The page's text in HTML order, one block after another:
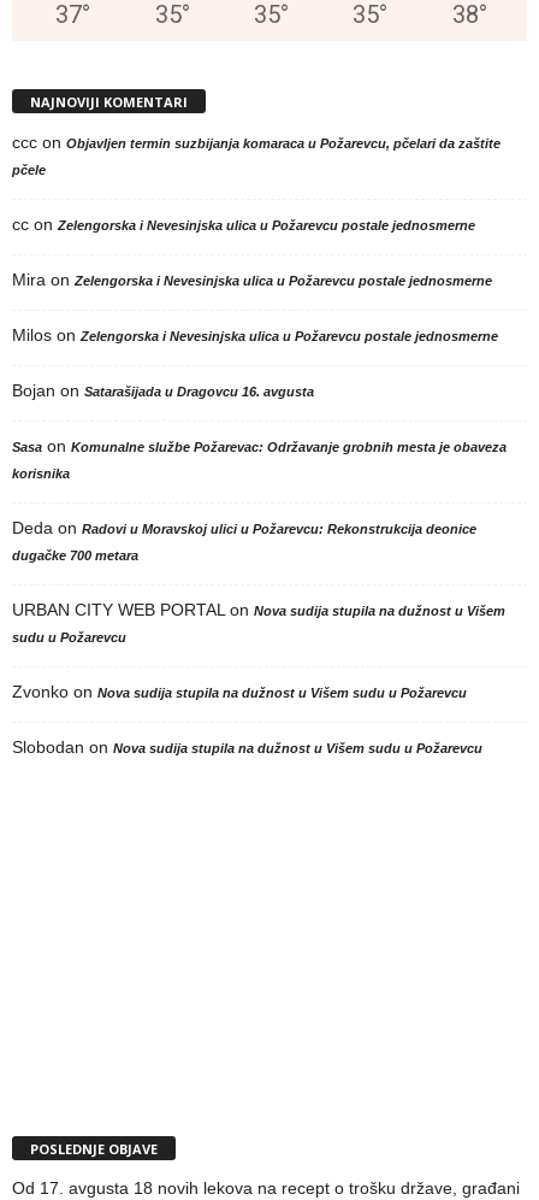
37° 35° 35° 35° 38°
NAJNOVIJI KOMENTARI
ccc on Objavljen termin suzbijanja komaraca u Požarevcu, pčelari da zaštite
pčele
cc on Zelengorska i Nevesinjska ulica u Požarevcu postale jednosmerne
Mira on Zelengorska i Nevesinjska ulica u Požarevcu postale jednosmerne
Milos on Zelengorska i Nevesinjska ulica u Požarevcu postale jednosmerne
Bojan on Satarašijada u Dragovcu 16. avgusta
Sasa on Komunalne službe Požarevac: Održavanje grobnih mesta je obaveza
korisnika
Deda on Radovi u Moravskoj ulici u Požarevcu: Rekonstrukcija deonice
dugačke 700 metara
URBAN CITY WEB PORTAL on Nova sudija stupila na dužnost u Višem
sudu u Požarevcu
Zvonko on Nova sudija stupila na dužnost u Višem sudu u Požarevcu
Slobodan on Nova sudija stupila na dužnost u Višem sudu u Požarevcu
POSLEDNJE OBJAVE
Od 17. avgusta 18 novih lekova na recept o trošku države, građani